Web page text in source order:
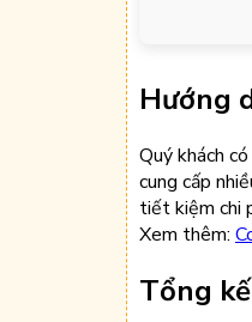
Hướng
Quý khách
cung cấp
tiết kiệm chi
Xem thêm:
Tổng